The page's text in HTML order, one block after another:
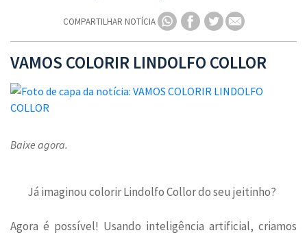
COMPARTILHAR NOTÍCIA
VAMOS COLORIR LINDOLFO COLLOR
Baixe agora.
Já imaginou colorir Lindolfo Collor do seu jeitinho?
Agora é possível! Usando inteligência artificial, criamos